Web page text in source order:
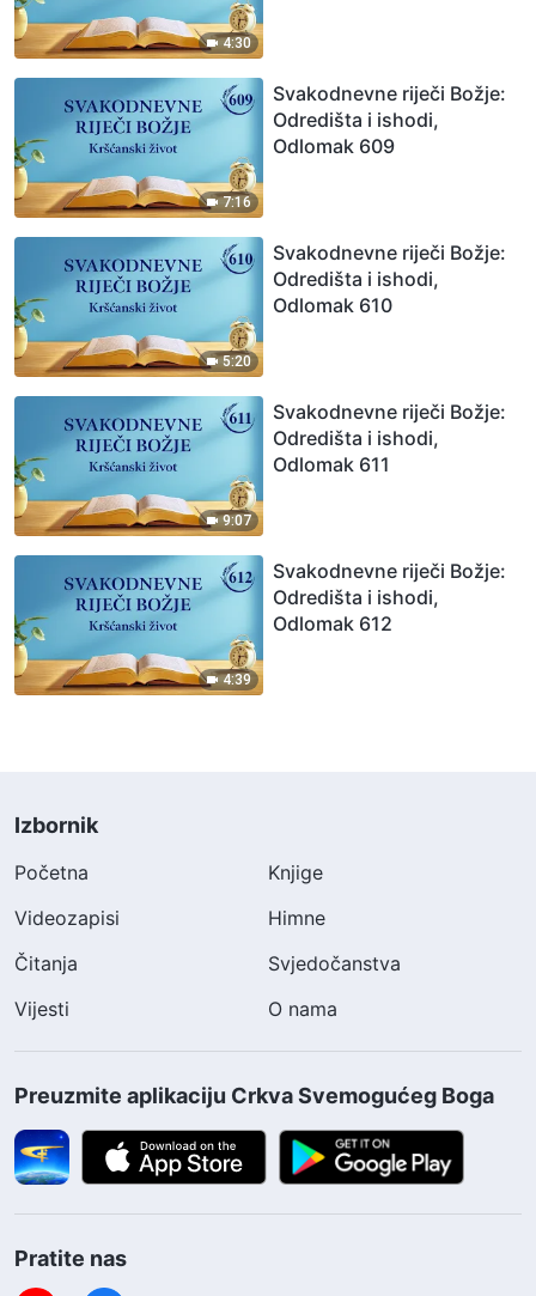
4:30
7:16
Svakodnevne riječi Božje:
Odredišta i ishodi,
Odlomak 609
5:20
Svakodnevne riječi Božje:
Odredišta i ishodi,
Odlomak 610
9:07
Svakodnevne riječi Božje:
Odredišta i ishodi,
Odlomak 611
4:39
Svakodnevne riječi Božje:
Odredišta i ishodi,
Odlomak 612
Izbornik
Početna
Knjige
Videozapisi
Himne
Čitanja
Svjedočanstva
Vijesti
O nama
Preuzmite aplikaciju Crkva Svemogućeg Boga
Pratite nas